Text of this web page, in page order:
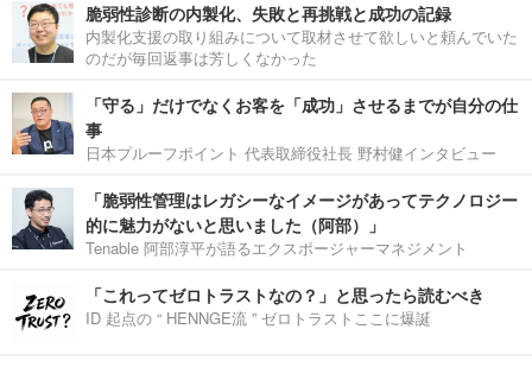
脆弱性診断の内製化、失敗と再挑戦と成功の記録
内製化支援の取り組みについて取材させて欲しいと頼んでいた
のだが毎回返事は芳しくなかった
「守る」だけでなくお客を「成功」させるまでが自分の仕
事
日本プルーフポイント 代表取締役社長 野村健インタビュー
「脆弱性管理はレガシーなイメージがあってテクノロジー
的に魅力がないと思いました（阿部）」
Tenable 阿部淳平が語るエクスポージャーマネジメント
「これってゼロトラストなの？」と思ったら読むべき
ID 起点の “ HENNGE流 ” ゼロトラストここに爆誕